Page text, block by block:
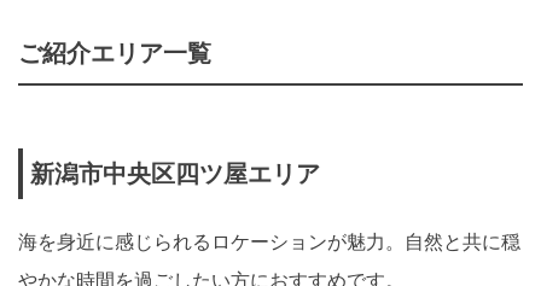
ご紹介エリア一覧
新潟市中央区四ツ屋エリア
海を身近に感じられるロケーションが魅力。自然と共に穏
やかな時間を過ごしたい方におすすめです。